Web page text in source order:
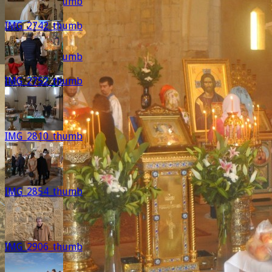
IMG_9667_thumb
IMG_2742_thumb
IMG_2752_thumb
IMG_2810_thumb
IMG_2854_thumb
IMG_2906_thumb